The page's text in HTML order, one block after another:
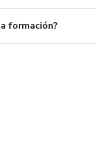
formación?